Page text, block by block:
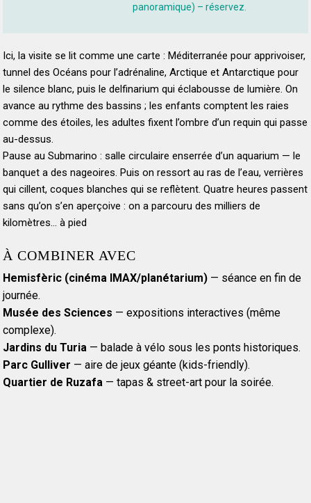
panoramique) – réservez.
Ici, la visite se lit comme une carte : Méditerranée pour apprivoiser,
tunnel des Océans pour l’adrénaline, Arctique et Antarctique pour
le silence blanc, puis le delfinarium qui éclabousse de lumière. On
avance au rythme des bassins ; les enfants comptent les raies
comme des étoiles, les adultes fixent l’ombre d’un requin qui passe
au-dessus.
Pause au Submarino : salle circulaire enserrée d’un aquarium — le
banquet a des nageoires. Puis on ressort au ras de l’eau, verrières
qui cillent, coques blanches qui se reflètent. Quatre heures passent
sans qu’on s’en aperçoive : on a parcouru des milliers de
kilomètres… à pied
À COMBINER AVEC
Hemisfèric (cinéma IMAX/planétarium) — séance en fin de
journée.
Musée des Sciences — expositions interactives (même
complexe).
Jardins du Turia — balade à vélo sous les ponts historiques.
Parc Gulliver — aire de jeux géante (kids-friendly).
Quartier de Ruzafa — tapas & street-art pour la soirée.